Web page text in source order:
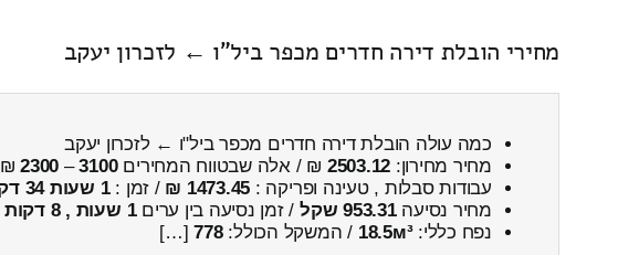
מחירי הובלת דירה חדרים מכפר ביל"ו ← לזכרון יעקב
כמה עולה הובלת דירה חדרים מכפר ביל"ו ← לזכרון יעקב
מחיר מחירון: 2503.12 ₪ / אלה שבטווח המחירים3100
–
2300
₪
עבודות סבלות , טעינה ופריקה : 1473.45 ₪ / זמן :1 שעות 34 דקות
מחיר נסיעה953.31 שקל / זמן נסיעה בין ערים1 שעות , 8 דקות
נפח כללי:18.5м³ / המשקל הכולל:778
[…]